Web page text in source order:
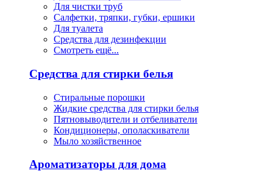
Для чистки труб
Салфетки, тряпки, губки, ершики
Для туалета
Средства для дезинфекции
Смотреть ещё...
Средства для стирки белья
Стиральные порошки
Жидкие средства для стирки белья
Пятновыводители и отбеливатели
Кондиционеры, ополаскиватели
Мыло хозяйственное
Ароматизаторы для дома